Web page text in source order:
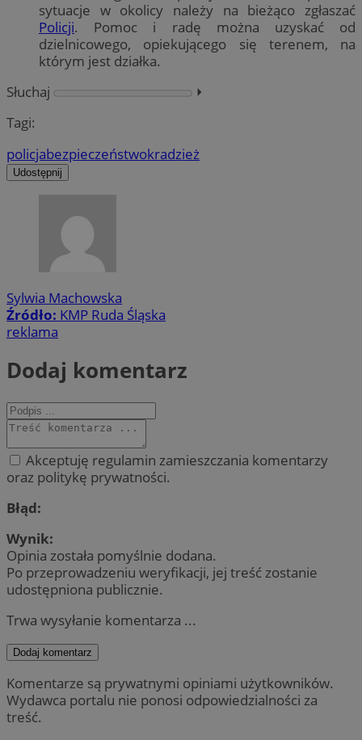
sytuacje w okolicy należy na bieżąco zgłaszać
Policji. Pomoc i radę można uzyskać od
dzielnicowego, opiekującego się terenem, na
którym jest działka.
Słuchaj
⏵︎
Tagi:
policjabezpieczeństwokradzież
Udostępnij
Sylwia Machowska
Źródło: KMP Ruda Śląska
reklama
Dodaj komentarz
Akceptuję regulamin zamieszczania komentarzy
oraz politykę prywatności.
Błąd:
Wynik:
Opinia została pomyślnie dodana.
Po przeprowadzeniu weryfikacji, jej treść zostanie
udostępniona publicznie.
Trwa wysyłanie komentarza ...
Dodaj komentarz
Komentarze są prywatnymi opiniami użytkowników.
Wydawca portalu nie ponosi odpowiedzialności za
treść.